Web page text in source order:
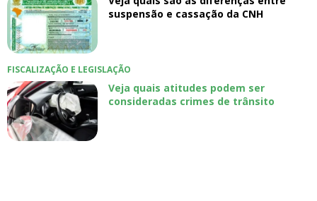
suspensão e cassação da CNH
FISCALIZAÇÃO E LEGISLAÇÃO
Veja quais atitudes podem ser
consideradas crimes de trânsito